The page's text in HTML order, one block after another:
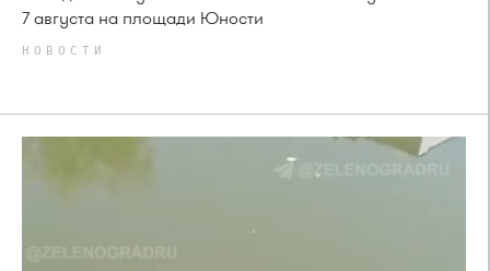
7 августа на площади Юности
НОВОСТИ